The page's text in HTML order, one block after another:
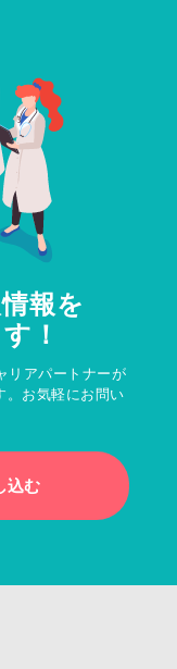
報を
！
リアパートナーが
。お気軽にお問い
込む